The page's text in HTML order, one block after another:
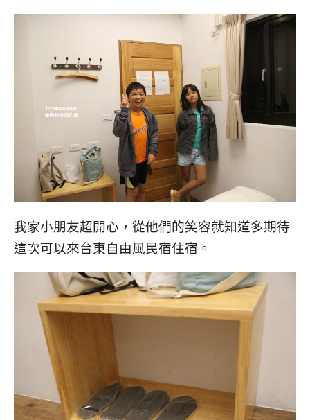
我家小朋友超開心，從他們的笑容就知道多期待
這次可以來台東自由風民宿住宿。